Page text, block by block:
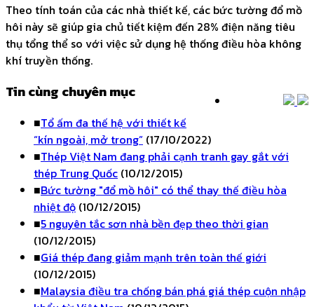
Theo tính toán của các nhà thiết kế, các bức tường đổ mồ
hôi này sẽ giúp gia chủ tiết kiệm đến 28% điện năng tiêu
thụ tổng thể so với việc sử dụng hệ thống điều hòa không
khí truyền thống.
Tin cùng chuyên mục
■Tổ ấm đa thế hệ với thiết kế
“kín ngoài, mở trong” (17/10/2022)
■Thép Việt Nam đang phải cạnh tranh gay gắt với
thép Trung Quốc (10/12/2015)
■Bức tường "đổ mồ hôi" có thể thay thế điều hòa
nhiệt độ (10/12/2015)
■5 nguyên tắc sơn nhà bền đẹp theo thời gian
(10/12/2015)
■Giá thép đang giảm mạnh trên toàn thế giới
(10/12/2015)
■Malaysia điều tra chống bán phá giá thép cuộn nhập